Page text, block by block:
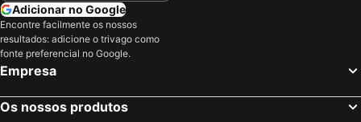
Soria, Castela e Leão Hotéis
Villagonzalo Pedernales, Castela e Leão Hotéis
Islantilla, Andaluzia Hotéis
Barcelona, Catalunha Hotéis
Adicionar no Google
Encontre facilmente os nossos
resultados: adicione o trivago como
fonte preferencial no Google.
Empresa
Os nossos produtos